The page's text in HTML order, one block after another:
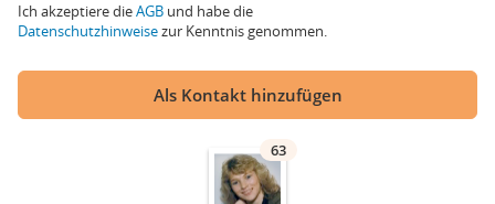
Ich akzeptiere dieAGB und habe die
Datenschutzhinweisezur Kenntnis genommen.
Als Kontakt hinzufügen
63